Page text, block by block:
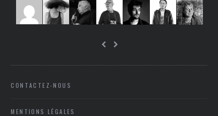
CONTACTEZ-NOUS
MENTIONS LÉGALES